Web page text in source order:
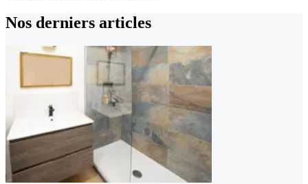
Nos derniers articles